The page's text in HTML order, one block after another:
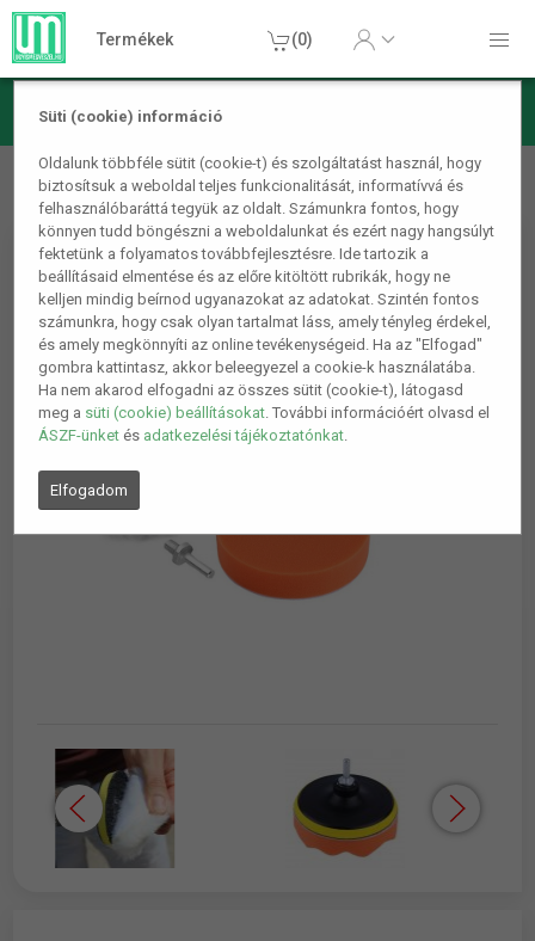
Süti (cookie) információ
Oldalunk többféle sütit (cookie-t) és szolgáltatást használ, hogy
biztosítsuk a weboldal teljes funkcionalitását, informatívvá és
felhasználóbaráttá tegyük az oldalt. Számunkra fontos, hogy
könnyen tudd böngészni a weboldalunkat és ezért nagy hangsúlyt
fektetünk a folyamatos továbbfejlesztésre. Ide tartozik a
beállításaid elmentése és az előre kitöltött rubrikák, hogy ne
kelljen mindig beírnod ugyanazokat az adatokat. Szintén fontos
számunkra, hogy csak olyan tartalmat láss, amely tényleg érdekel,
és amely megkönnyíti az online tevékenységeid. Ha az "Elfogad"
gombra kattintasz, akkor beleegyezel a cookie-k használatába.
Ha nem akarod elfogadni az összes sütit (cookie-t), látogasd
meg a süti (cookie) beállításokat. További információért olvasd el
ÁSZF-ünket és adatkezelési tájékoztatónkat.
Elfogadom
Termékek (0)
Autós termékek Autóápolás, javítás és diagnosztika
db-os Autós polírozó szett adapterrel